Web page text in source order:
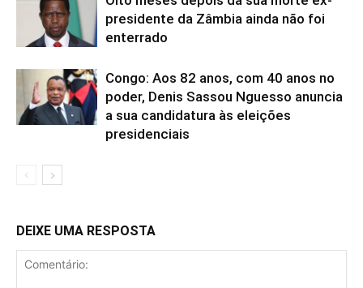
presidente da Zâmbia ainda não foi
enterrado
Congo: Aos 82 anos, com 40 anos no
poder, Denis Sassou Nguesso anuncia
a sua candidatura às eleições
presidenciais
DEIXE UMA RESPOSTA